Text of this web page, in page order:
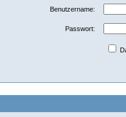
Benutzername:
Passwort: